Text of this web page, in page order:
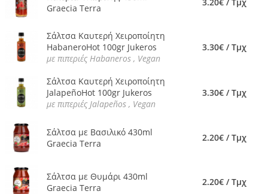
Graecia Terra
Σάλτσα Καυτερή Χειροποίητη
HabaneroHot 100gr Jukeros
με πιπεριές Habaneros , Vegan
3.30€ / Τμχ
Σάλτσα Καυτερή Χειροποίητη
JalapeñoHot 100gr Jukeros
με πιπεριές Jalapeños , Vegan
3.30€ / Τμχ
Σάλτσα με Βασιλικό 430ml
Graecia Terra
2.20€ / Τμχ
Σάλτσα με Θυμάρι 430ml
Graecia Terra
2.20€ / Τμχ